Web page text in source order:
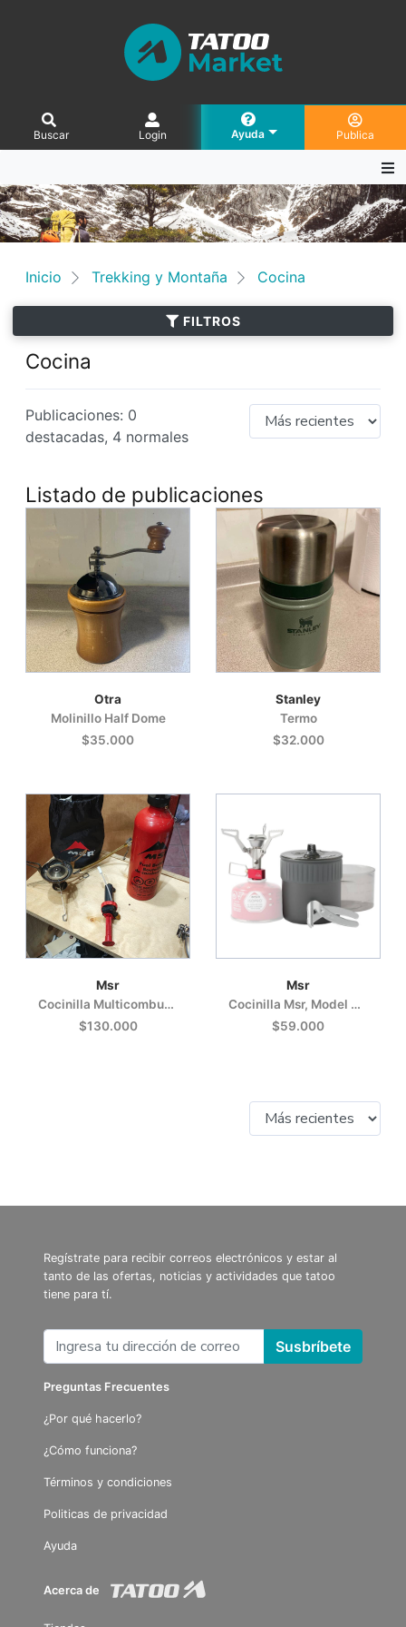
Buscar Login Ayuda Publica
Inicio Trekking y Montaña Cocina
FILTROS
Cocina
Publicaciones: 0
destacadas, 4 normales
Listado de publicaciones
Otra
Molinillo Half Dome
$35.000
Stanley
Termo
$32.000
Msr
Cocinilla Multicombustible Whisperlite
$130.000
Msr
Cocinilla Msr, Model Pocket Rocket
$59.000
Regístrate para recibir correos electrónicos y estar al
tanto de las ofertas, noticias y actividades que tatoo
tiene para tí.
Susbríbete
Preguntas Frecuentes
¿Por qué hacerlo?
¿Cómo funciona?
Términos y condiciones
Politicas de privacidad
Ayuda
Acerca de